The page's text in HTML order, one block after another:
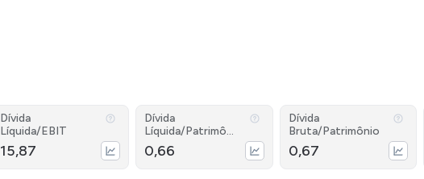
Dívida
Líquida/EBIT
15,87
Dívida
Líquida/Patrimôni
o
0,66
Dívida
Bruta/Patrimônio
0,67